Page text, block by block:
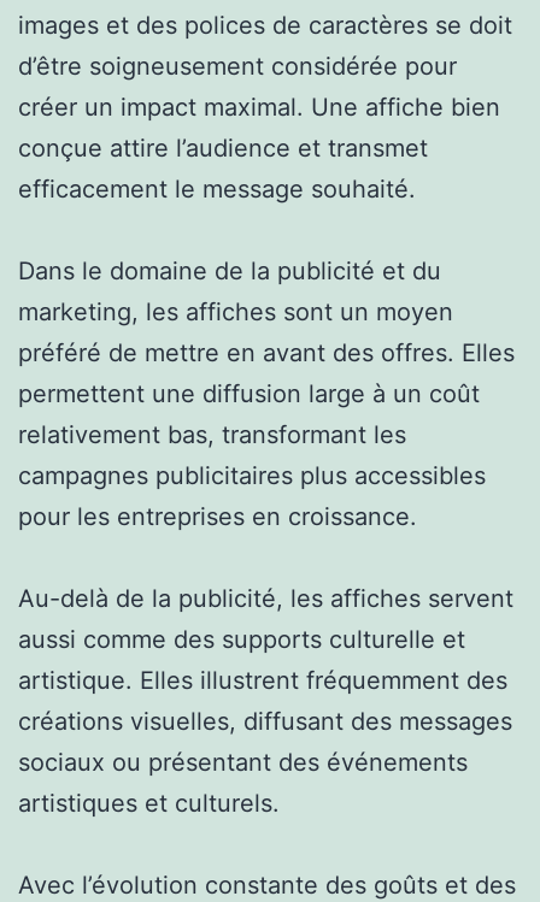
images et des polices de caractères se doit
d’être soigneusement considérée pour
créer un impact maximal. Une affiche bien
conçue attire l’audience et transmet
efficacement le message souhaité.
Dans le domaine de la publicité et du
marketing, les affiches sont un moyen
préféré de mettre en avant des offres. Elles
permettent une diffusion large à un coût
relativement bas, transformant les
campagnes publicitaires plus accessibles
pour les entreprises en croissance.
Au-delà de la publicité, les affiches servent
aussi comme des supports culturelle et
artistique. Elles illustrent fréquemment des
créations visuelles, diffusant des messages
sociaux ou présentant des événements
artistiques et culturels.
Avec l’évolution constante des goûts et des